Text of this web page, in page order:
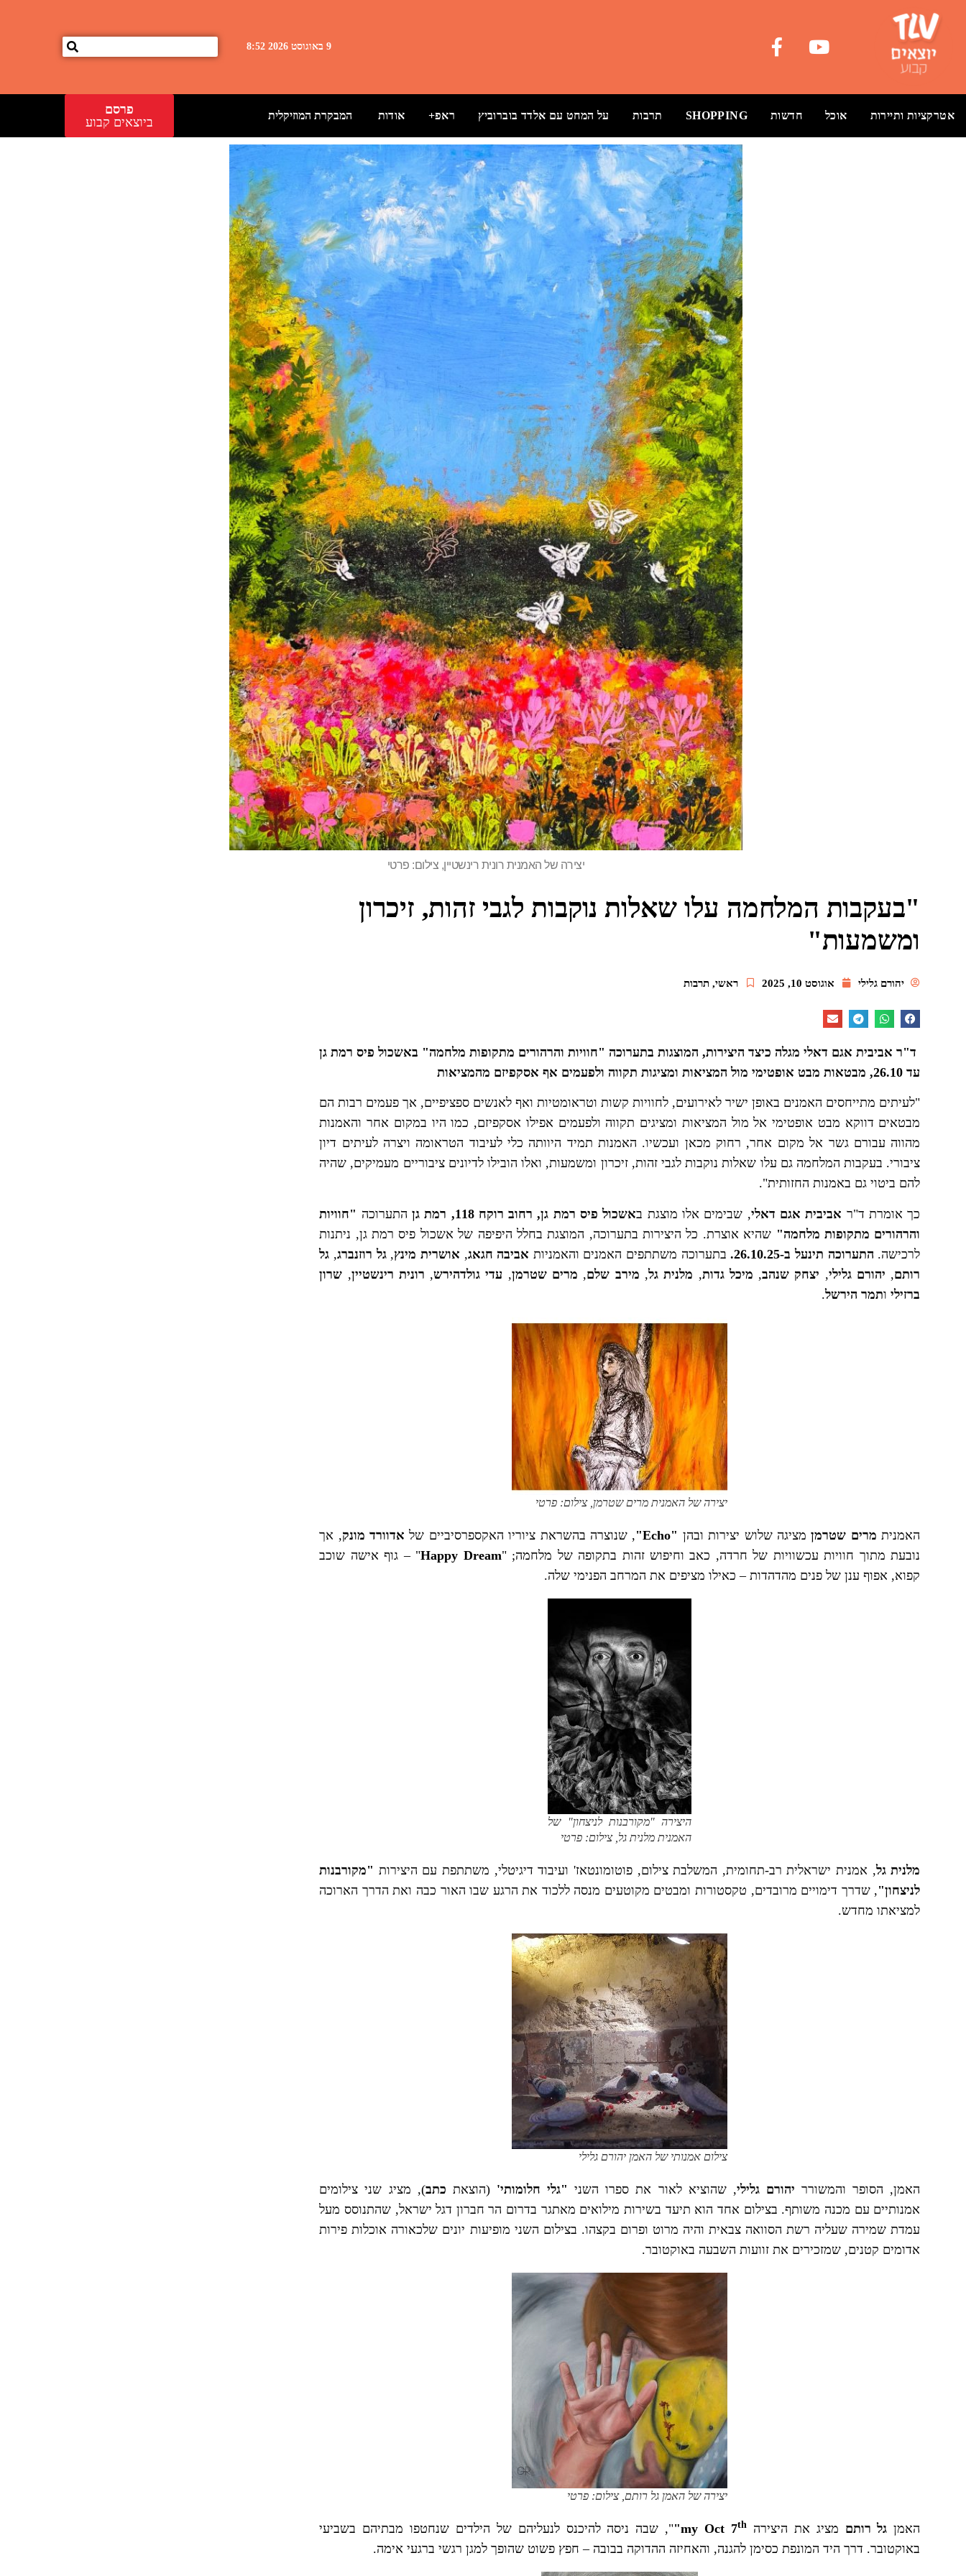
9 באוגוסט 2026 8:52
אטרקציות ותיירות אוכל חדשות SHOPPING תרבות על המחט עם אלדד בוברוביץ ראפ+ אודות המבקרת המוזיקלית
פרסם
ביוצאים קבוע
יצירה של האמנית רונית רינשטיין, צילום: פרטי
"בעקבות המלחמה עלו שאלות נוקבות לגבי זהות, זיכרון
ומשמעות"
יהורם גלילי אוגוסט 10, 2025 ראשי, תרבות
ד"ר אביבית אגם דאלי מגלה כיצד היצירות, המוצגות בתערוכה "חוויות והרהורים מתקופות מלחמה" באשכול פיס רמת גן
עד 26.10, מבטאות מבט אופטימי מול המציאות ומציגות תקווה ולפעמים אף אסקפיזם מהמציאות
"לעיתים מתייחסים האמנים באופן ישיר לאירועים, לחוויות קשות וטראומטיות ואף לאנשים ספציפיים, אך פעמים רבות הם
מבטאים דווקא מבט אופטימי אל מול המציאות ומציגים תקווה ולפעמים אפילו אסקפיזם, כמו היו במקום אחר והאמנות
מהווה עבורם גשר אל מקום אחר, רחוק מכאן ועכשיו. האמנות תמיד היוותה כלי לעיבוד הטראומה ויצרה לעיתים דיון
ציבורי. בעקבות המלחמה גם עלו שאלות נוקבות לגבי זהות, זיכרון ומשמעות, ואלו הובילו לדיונים ציבוריים מעמיקים, שהיה
להם ביטוי גם באמנות החזותית".
כך אומרת ד"ר אביבית אגם דאלי, שבימים אלו מוצגת באשכול פיס רמת גן, רחוב רוקח 118, רמת גן התערוכה "חוויות
והרהורים מתקופות מלחמה" שהיא אוצרת. כל היצירות בתערוכה, המוצגת בחלל היפיפה של אשכול פיס רמת גן, ניתנות
לרכישה. התערוכה תינעל ב-26.10.25. בתערוכה משתתפים האמנים והאמניות אביבה חגאג, אושרית מינץ, גל רוזנברג, גל
רותם, יהורם גלילי, יצחק שנהב, מיכל גדות, מלנית גל, מירב שלם, מרים שטרמן, עדי גולדהירש, רונית רינשטיין, שרון
ברזילי ותמר הירשל.
יצירה של האמנית מרים שטרמן, צילום: פרטי
האמנית מרים שטרמןמציגה שלוש יצירות ובהן "
Echo
" , שנוצרה בהשראת ציוריו האקספרסיביים של אדוורד מונק, אך
נובעת מתוך חוויות עכשוויות של חרדה, כאב וחיפוש זהות בתקופה של מלחמה; "Happy Dream" – גוף אישה שוכב
קפוא, אפוף ענן של פנים מהדהדות – כאילו מציפים את המרחב הפנימי שלה.
היצירה "מקורבנות לניצחון" של
האמנית מלנית גל, צילום: פרטי
מלנית גל, אמנית ישראלית רב-תחומית, המשלבת צילום, פוטומונטאז' ועיבוד דיגיטלי, משתתפת עם היצירות "מקורבנות
לניצחון" , שדרך דימויים מרובדים, טקסטורות ומבטים מקוטעים מנסה ללכוד את הרגע שבו האור כבה ואת הדרך הארוכה
למציאתו מחדש.
צילום אמנותי של האמן יהורם גלילי
האמן, הסופר והמשורר יהורם גלילי, שהוציא לאור את ספרו השני "גלי חלומותי' (הוצאת כתב), מציג שני צילומים
אמנותיים עם מכנה משותף. בצילום אחד הוא תיעד בשירות מילואים מאתגר בדרום הר חברון דגל ישראל, שהתנוסס מעל
עמדת שמירה שעליה רשת הסוואה צבאית והיה מרוט ופרום בקצהו. בצילום השני מופיעות יונים שלכאורה אוכלות פירות
אדומים קטנים, שמזכירים את זוועות השבעה באוקטובר.
יצירה של האמן גל רותם, צילום: פרטי
האמן גל רותם מציג את היצירה my Oct 7th
"", שבה ניסה להיכנס לנעליהם של הילדים שנחטפו מבתיהם בשביעי
באוקטובר. דרך היד המונפת כסימן להגנה, והאחיזה ההדוקה בבובה – חפץ פשוט שהופך למגן רגשי ברגעי אימה.